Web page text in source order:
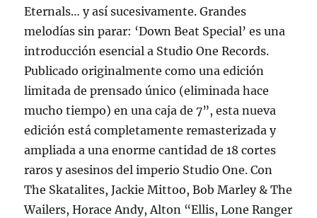
Eternals… y así sucesivamente. Grandes
melodías sin parar: ‘Down Beat Special’ es una
introducción esencial a Studio One Records.
Publicado originalmente como una edición
limitada de prensado único (eliminada hace
mucho tiempo) en una caja de 7”, esta nueva
edición está completamente remasterizada y
ampliada a una enorme cantidad de 18 cortes
raros y asesinos del imperio Studio One. Con
The Skatalites, Jackie Mittoo, Bob Marley & The
Wailers, Horace Andy, Alton “Ellis, Lone Ranger